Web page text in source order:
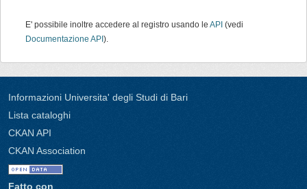
E' possibile inoltre accedere al registro usando le API (vedi
Documentazione API ).
Informazioni Universita' degli Studi di Bari
Lista cataloghi
CKAN API
CKAN Association
Fatto con